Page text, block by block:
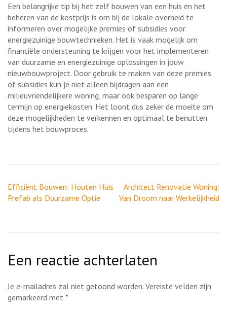
Een belangrijke tip bij het zelf bouwen van een huis en het
beheren van de kostprijs is om bij de lokale overheid te
informeren over mogelijke premies of subsidies voor
energiezuinige bouwtechnieken. Het is vaak mogelijk om
financiële ondersteuning te krijgen voor het implementeren
van duurzame en energiezuinige oplossingen in jouw
nieuwbouwproject. Door gebruik te maken van deze premies
of subsidies kun je niet alleen bijdragen aan een
milieuvriendelijkere woning, maar ook besparen op lange
termijn op energiekosten. Het loont dus zeker de moeite om
deze mogelijkheden te verkennen en optimaal te benutten
tijdens het bouwproces.
Berichtnavigatie
Efficiënt Bouwen: Houten Huis
Prefab als Duurzame Optie
Architect Renovatie Woning:
Van Droom naar Werkelijkheid
Een reactie achterlaten
Je e-mailadres zal niet getoond worden. Vereiste velden zijn
gemarkeerd met *